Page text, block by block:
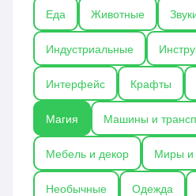
и захватывающим.
Еда Животные
Индустриальные
Интерфейс Крафты
Магия Машины и
Мебель и декор Миры и
Необычные Одежда